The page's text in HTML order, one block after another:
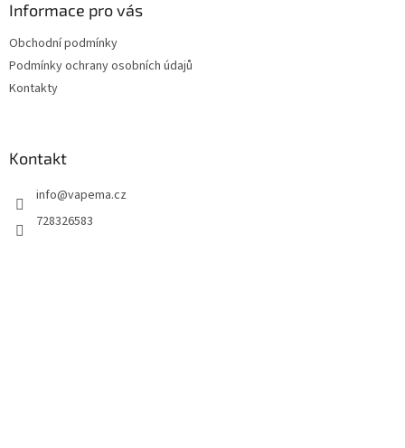
Informace pro vás
Obchodní podmínky
Podmínky ochrany osobních údajů
Kontakty
Kontakt
info@vapema.cz
728326583